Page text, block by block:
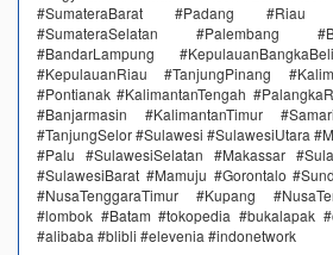
#SumateraBarat #Padang #Riau
#SumateraSelatan #Palembang
#BandarLampung
#KepulauanRiau #TanjungPinang
#Pontianak #KalimantanTengah
#Banjarmasin #KalimantanTimur
#TanjungSelor #Sulawesi #SulawesiUtara
#Palu #SulawesiSelatan #Makassar
#SulawesiBarat #Mamuju #Gorontalo
#NusaTenggaraTimur #Kupang
#lombok #Batam #tokopedia #bukalapak
#alibaba #blibli #elevenia #indonetwork